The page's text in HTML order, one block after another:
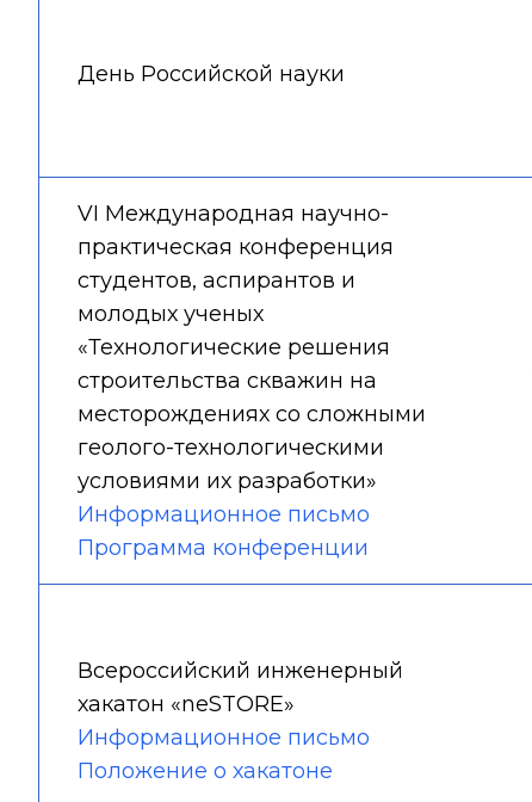
День Российской науки
VI Международная научно-
практическая конференция
студентов, аспирантов и
молодых ученых
«Технологические решения
строительства скважин на
месторождениях со сложными
геолого-технологическими
условиями их разработки»
Информационное письмо
Программа конференции
Всероссийский инженерный
хакатон «neSTORE»
Информационное письмо
Положение о хакатоне